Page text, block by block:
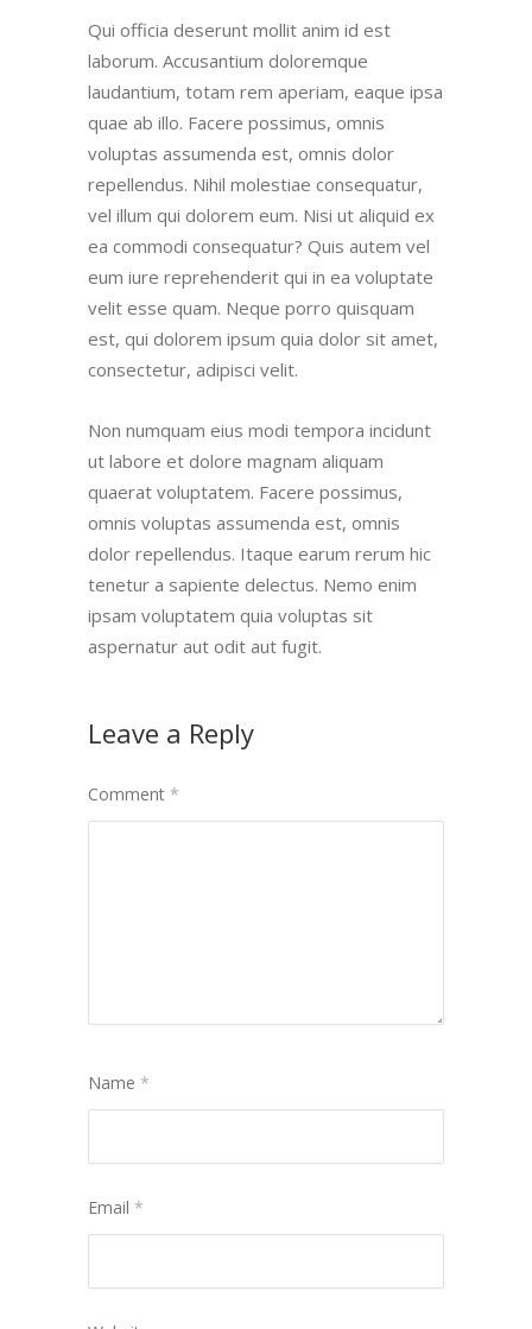
Qui officia deserunt mollit anim id est
laborum. Accusantium doloremque
laudantium, totam rem aperiam, eaque ipsa
quae ab illo. Facere possimus, omnis
voluptas assumenda est, omnis dolor
repellendus. Nihil molestiae consequatur,
vel illum qui dolorem eum. Nisi ut aliquid ex
ea commodi consequatur? Quis autem vel
eum iure reprehenderit qui in ea voluptate
velit esse quam. Neque porro quisquam
est, qui dolorem ipsum quia dolor sit amet,
consectetur, adipisci velit.
Non numquam eius modi tempora incidunt
ut labore et dolore magnam aliquam
quaerat voluptatem. Facere possimus,
omnis voluptas assumenda est, omnis
dolor repellendus. Itaque earum rerum hic
tenetur a sapiente delectus. Nemo enim
ipsam voluptatem quia voluptas sit
aspernatur aut odit aut fugit.
Leave a Reply
Comment *
Name *
Email *